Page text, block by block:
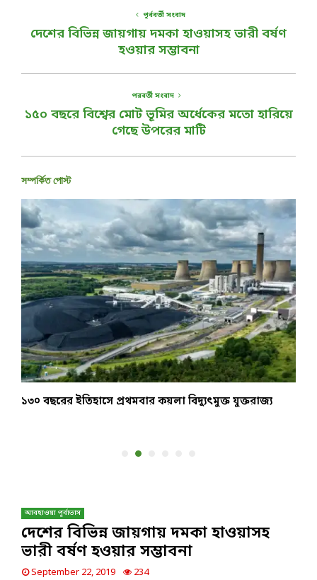
পূর্ববর্তী সংবাদ
দেশের বিভিন্ন জায়গায় দমকা হাওয়াসহ ভারী বর্ষণ
হওয়ার সম্ভাবনা
পরবর্তী সংবাদ
১৫০ বছরে বিশ্বের মোট ভূমির অর্ধেকের মতো হারিয়ে
গেছে উপরের মাটি
সম্পর্কিত পোস্ট
১৩০ বছরের ইতিহাসে প্রথমবার কয়লা বিদ্যুৎমুক্ত যুক্তরাজ্য
আবহাওয়া পূর্বাভাস
দেশের বিভিন্ন জায়গায় দমকা হাওয়াসহ
ভারী বর্ষণ হওয়ার সম্ভাবনা
September 22, 2019 234